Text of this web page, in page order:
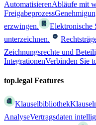
AutomatisierenAbläufe mit
Freigabeprozess
erzwingen.
Elektronische
unterzeichnen.
Zeichnungsrechte und
IntegrationenVerbinden Sie
top.legal Features
Klauselbibliothek
AnalyseVertragsdaten